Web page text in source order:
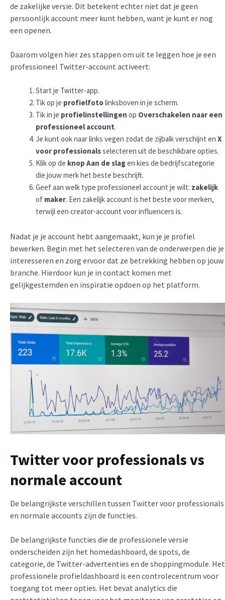
de zakelijke versie. Dit betekent echter niet dat je geen
persoonlijk account meer kunt hebben, want je kunt er nog
een openen.
Daarom volgen hier zes stappen om uit te leggen hoe je een
professioneel Twitter-account activeert:
Start je Twitter-app.
Tik op je profielfotolinksboven in je scherm.
Tik in je profielinstellingen op Overschakelen naar een
professioneel account.
Je kunt ook naar links vegen zodat de zijbalk verschijnt en X
voor professionalsselecteren uit de beschikbare opties.
Klik op de knop Aan de slagen kies de bedrijfscategorie
die jouw merk het beste beschrijft.
Geef aan welk type professioneel account je wilt: zakelijk
of maker. Een zakelijk account is het beste voor merken,
terwijl een creator-account voor influencers is.
Nadat je je account hebt aangemaakt, kun je je profiel
bewerken. Begin met het selecteren van de onderwerpen die je
interesseren en zorg ervoor dat ze betrekking hebben op jouw
branche. Hierdoor kun je in contact komen met
gelijkgestemden en inspiratie opdoen op het platform.
Twitter voor professionals vs
normale account
De belangrijkste verschillen tussen Twitter voor professionals
en normale accounts zijn de functies.
De belangrijkste functies die de professionele versie
onderscheiden zijn het homedashboard, de spots, de
categorie, de Twitter-advertenties en de shoppingmodule. Het
professionele profieldashboard is een controlecentrum voor
toegang tot meer opties. Het bevat analytics die